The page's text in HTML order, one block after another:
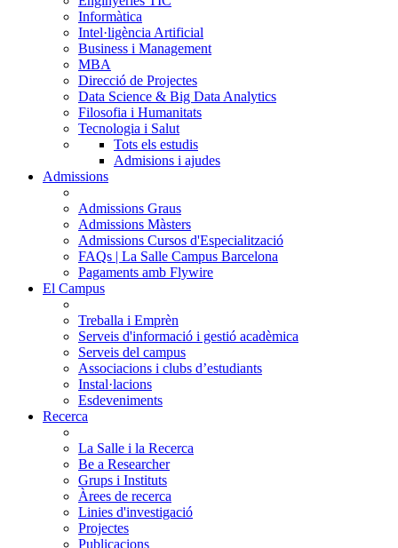
Informàtica
Intel·ligència Artificial
Business i Management
MBA
Direcció de Projectes
Data Science & Big Data Analytics
Filosofia i Humanitats
Tecnologia i Salut
Tots els estudis
Admisions i ajudes
Admissions
Admissions Graus
Admissions Màsters
Admissions Cursos d'Especialització
FAQs | La Salle Campus Barcelona
Pagaments amb Flywire
El Campus
Treballa i Emprèn
Serveis d'informació i gestió acadèmica
Serveis del campus
Associacions i clubs d’estudiants
Instal·lacions
Esdeveniments
Recerca
La Salle i la Recerca
Be a Researcher
Grups i Instituts
Àrees de recerca
Linies d'investigació
Projectes
Publicacions